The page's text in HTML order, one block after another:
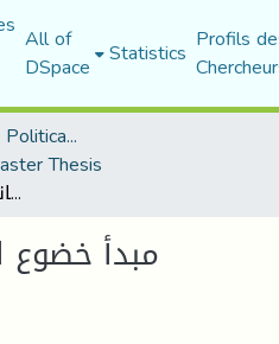
All of
DSpace Statistics Profils
Faculty of Law and Political Science
Thesis
مبدأ خضوع الدولة للقانون بين الدستور والشريعة
مبدأ خضوع